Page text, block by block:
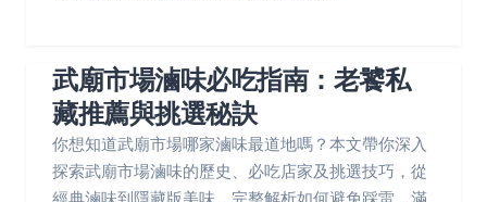
武廟市場滷味必吃指南：老饕私
藏推薦與挑選秘訣
你想知道武廟市場哪家滷味最道地嗎？本文帶你深入
探索武廟市場滷味的歷史、必吃店家及挑選技巧，從